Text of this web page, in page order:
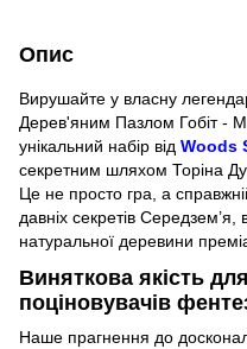
Опис
Вирушайте у власну
Дерев'яним Пазлом Гобіт -
унікальний набір від Woods
секретним шляхом Торіна
Це не просто гра, а
давніх секретів Середзем’я,
натуральної деревини
Виняткова якість
поціновувачів
Наше прагнення до